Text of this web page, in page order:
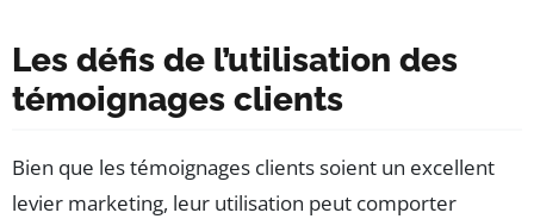
Les défis de l’utilisation des
témoignages clients
Bien que les témoignages clients soient un excellent
levier marketing, leur utilisation peut comporter